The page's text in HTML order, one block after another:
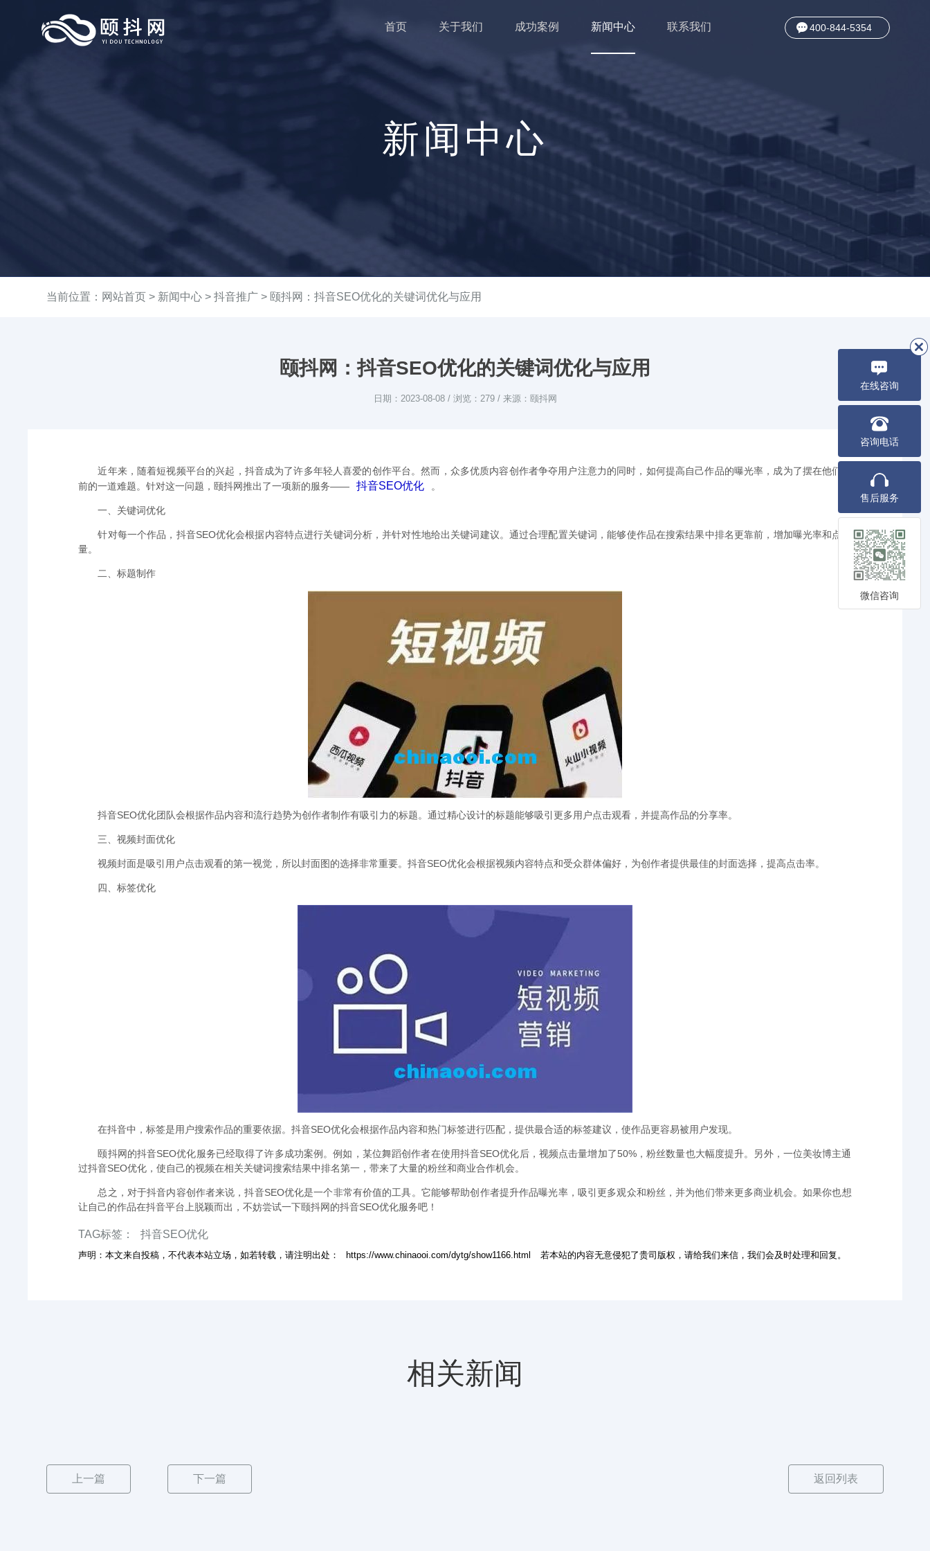
400-844-5354
首页 关于我们 成功案例 新闻中心 联系我们
新闻中心
当前位置： 网站首页 > 新闻中心 >抖音推广 > 颐抖网：抖音SEO优化的关键词优化与应用
颐抖网：抖音SEO优化的关键词优化与应用
日期：2023-08-08 / 浏览：279 / 来源：颐抖网
近年来，随着短视频平台的兴起，抖音成为了许多年轻人喜爱的创作平台。然而，众多优质内容创作者争夺用户注意力的同时，如何提高自己作品的曝光率，成为了摆在他们面
前的一道难题。针对这一问题，颐抖网推出了一项新的服务——
抖音SEO优化 。
一、关键词优化
针对每一个作品，抖音SEO优化会根据内容特点进行关键词分析，并针对性地给出关键词建议。通过合理配置关键词，能够使作品在搜索结果中排名更靠前，增加曝光率和点击
量。
二、标题制作
抖音SEO优化团队会根据作品内容和流行趋势为创作者制作有吸引力的标题。通过精心设计的标题能够吸引更多用户点击观看，并提高作品的分享率。
三、视频封面优化
视频封面是吸引用户点击观看的第一视觉，所以封面图的选择非常重要。抖音SEO优化会根据视频内容特点和受众群体偏好，为创作者提供最佳的封面选择，提高点击率。
四、标签优化
在抖音中，标签是用户搜索作品的重要依据。抖音SEO优化会根据作品内容和热门标签进行匹配，提供最合适的标签建议，使作品更容易被用户发现。
颐抖网的抖音SEO优化服务已经取得了许多成功案例。例如，某位舞蹈创作者在使用抖音SEO优化后，视频点击量增加了50%，粉丝数量也大幅度提升。另外，一位美妆博主通
过抖音SEO优化，使自己的视频在相关关键词搜索结果中排名第一，带来了大量的粉丝和商业合作机会。
总之，对于抖音内容创作者来说，抖音SEO优化是一个非常有价值的工具。它能够帮助创作者提升作品曝光率，吸引更多观众和粉丝，并为他们带来更多商业机会。如果你也想
让自己的作品在抖音平台上脱颖而出，不妨尝试一下颐抖网的抖音SEO优化服务吧！
TAG标签： 抖音SEO优化
声明：本文来自投稿，不代表本站立场，如若转载，请注明出处： https://www.chinaooi.com/dytg/show1166.html 若本站的内容无意侵犯了贵司版权，请给我们来信，我们会及时处理和回复。
相关新闻
上一篇 下一篇 返回列表
在线咨询
咨询电话
售后服务
微信咨询